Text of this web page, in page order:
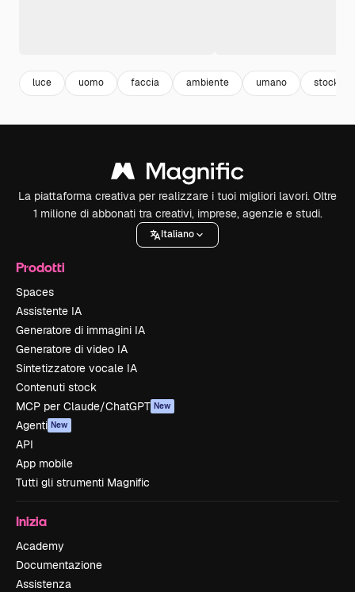
luce uomo faccia ambiente umano stock
La piattaforma creativa per realizzare i tuoi migliori lavori. Oltre
1 milione di abbonati tra creativi, imprese, agenzie e studi.
Italiano
Prodotti
Spaces
Assistente IA
Generatore di immagini IA
Generatore di video IA
Sintetizzatore vocale IA
Contenuti stock
MCP per Claude/ChatGPT New
Agenti New
API
App mobile
Tutti gli strumenti Magnific
Inizia
Academy
Documentazione
Assistenza